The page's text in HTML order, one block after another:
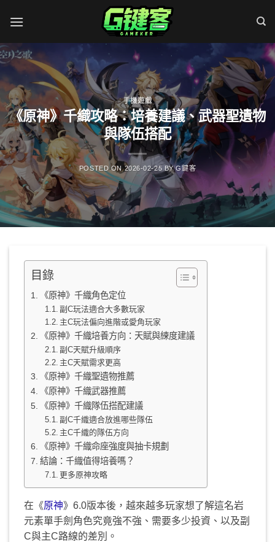
手機遊戲
《原神》千織攻略：培養建議、武器聖遺物
與隊伍搭配
POSTED ON2026-02-25 BYG鍵客
目錄
《原神》千織角色定位
副C玩法適合大多數玩家
主C玩法偏向進階或愛角玩家
《原神》千織培養方向：天賦與練度建議
副C天賦升級順序
主C天賦需求更高
《原神》千織聖遺物推薦
《原神》千織武器推薦
《原神》千織隊伍搭配建議
副C千織適合放進哪些隊伍
主C千織的隊伍方向
《原神》千織命座強度與抽卡規劃
結論：千織值得培養嗎？
更多原神攻略
在《原神》6.0版本後，越來越多玩家想了解這名岩
元素單手劍角色究竟強不強、需要多少投資、以及副
C與主C路線的差別。